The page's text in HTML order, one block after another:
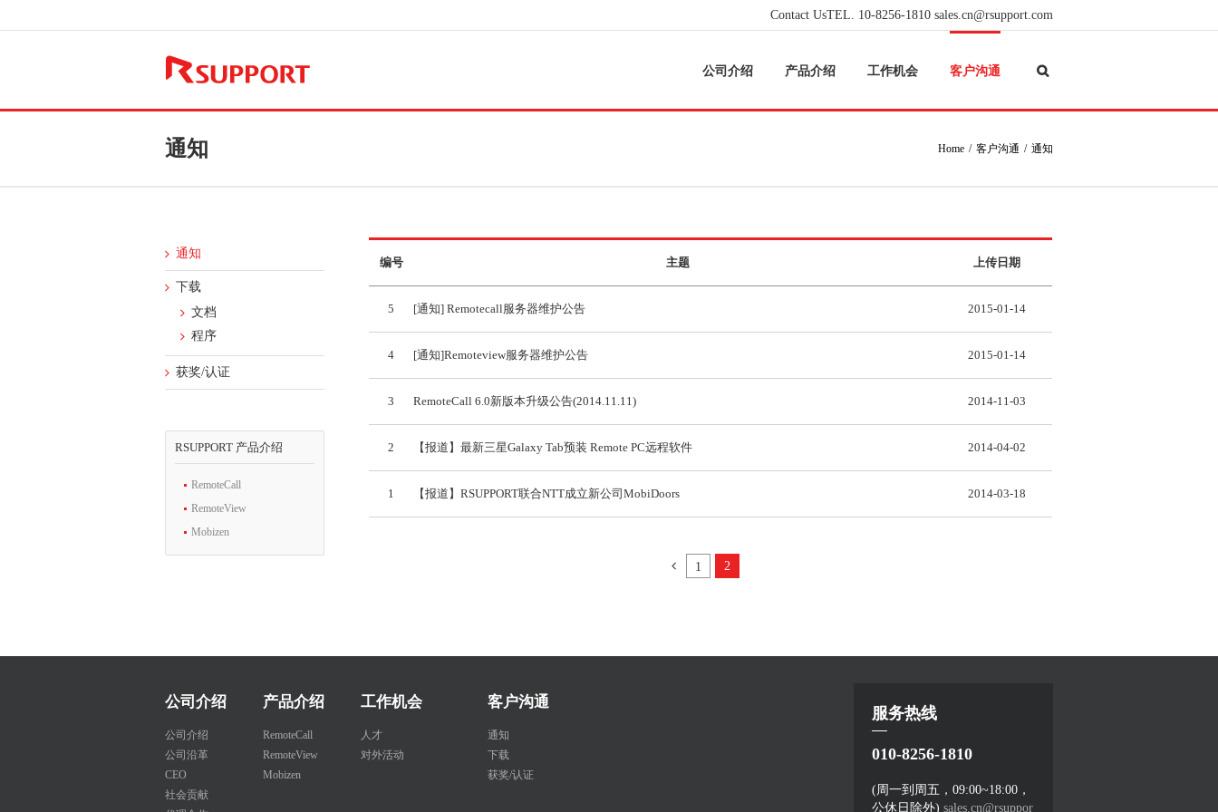
Contact UsTEL. 10-8256-1810 sales.cn@rsupport.com
公司介绍 产品介绍 工作机会 客户沟通
通知 Home 客户沟通 通知
编号 主题 上传日期
5 [通知] Remotecall服务器维护公告 2015-01-14
4 [通知]Remoteview服务器维护公告 2015-01-14
3 RemoteCall 6.0新版本升级公告(2014.11.11) 2014-11-03
2 【报道】最新三星Galaxy Tab预装 Remote PC远程软件 2014-04-02
1 【报道】RSUPPORT联合NTT成立新公司MobiDoors 2014-03-18
1 2
通知
下载
文档
程序
获奖/认证
RSUPPORT 产品介绍
RemoteCall
RemoteView
Mobizen
公司介绍
公司介绍
公司沿革
CEO
社会贡献
产品介绍
RemoteCall
RemoteView
Mobizen
工作机会
人才
对外活动
客户沟通
通知
下载
获奖/认证
服务热线
010-8256-1810
(周一到周五，09:00~18:00，
公休日除外) sales.cn@rsuppor